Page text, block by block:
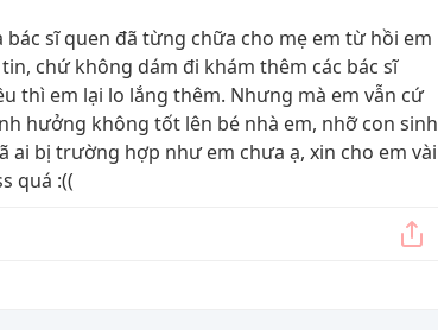
sĩ quen đã từng chữa cho mẹ em từ hồi em
chứ không dám đi khám thêm các bác sĩ
thì em lại lo lắng thêm. Nhưng mà em vẫn cứ
hưởng không tốt lên bé nhà em, nhỡ con sinh
ai bị trường hợp như em chưa ạ, xin cho em vài
quá :((